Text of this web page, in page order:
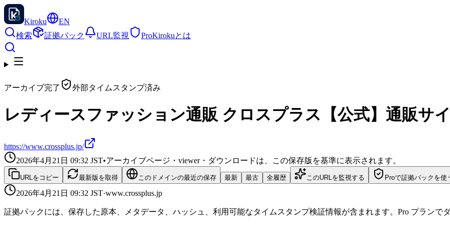
Kiroku
EN
検索
証拠パック URL監視 ProKirokuとは
アーカイブ完了 外部タイムスタンプ済み
レディースファッション通販 クロスプラス【公式】通販サ
https://www.crossplus.jp/
2026年4月21日 09:32 JST•アーカイブページ・viewer・ダウンロードは、この保存版を基準に表示されます。
URLをコピー 最新版を取得 このドメインの最近の保存 最新 最古 全履歴 このURLを監視する Proで証拠パックを使
2026年4月21日 09:32 JST·www.crossplus.jp
証拠パックには、保存した原本、メタデータ、ハッシュ、利用可能なタイムスタンプ検証情報が含まれます。Pro プランで